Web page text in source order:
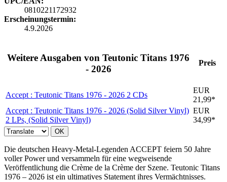
0810221172932
Erscheinungstermin:
4.9.2026
Weitere Ausgaben von Teutonic Titans 1976
- 2026
Preis
Accept : Teutonic Titans 1976 - 2026 2 CDs
EUR
21,99*
Accept : Teutonic Titans 1976 - 2026 (Solid Silver Vinyl)
2 LPs, (Solid Silver Vinyl)
EUR
34,99*
OK
Die deutschen Heavy-Metal-Legenden ACCEPT feiern 50 Jahre
voller Power und versammeln für eine wegweisende
Veröffentlichung die Crème de la Crème der Szene. Teutonic Titans
1976 – 2026 ist ein ultimatives Statement ihres Vermächtnisses.